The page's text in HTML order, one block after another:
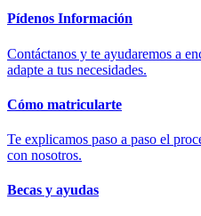
Pídenos Información
Contáctanos y te ayudaremos a
adapte a tus necesidades.
Cómo matricularte
Te explicamos paso a paso el
con nosotros.
Becas y ayudas